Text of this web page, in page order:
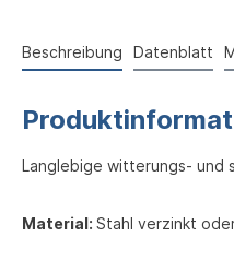
Beschreibung Datenblatt
Langlebige witterungs- und
Material: Stahl verzinkt